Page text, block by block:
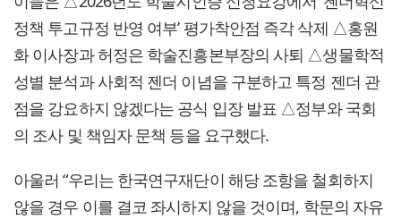
정책 투고규정 반영 여부’ 평가착안점 즉각 삭제 △홍원
화 이사장과 허정은 학술진흥본부장의 사퇴 △생물학적
성별 분석과 사회적 젠더 이념을 구분하고 특정 젠더 관
점을 강요하지 않겠다는 공식 입장 발표 △정부와 국회
의 조사 및 책임자 문책 등을 요구했다.
아울러 “우리는 한국연구재단이 해당 조항을 철회하지
않을 경우 이를 결코 좌시하지 않을 것이며, 학문의 자유